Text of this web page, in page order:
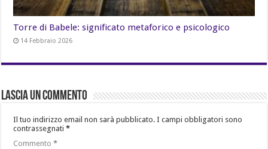
Torre di Babele: significato metaforico e psicologico
14 Febbraio 2026
Lascia un commento
Il tuo indirizzo email non sarà pubblicato. I campi obbligatori sono
contrassegnati*
Commento*